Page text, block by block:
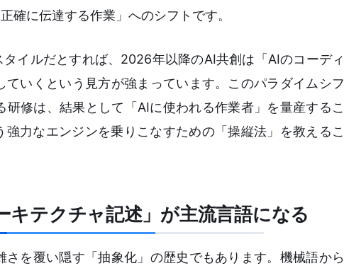
確に伝達する作業」へのシフトです。
イルだとすれば、2026年以降のAI共創は「AIのコーディ
いくという見方が強まっています。このパラダイムシフ
修は、結果として「AIに使われる作業者」を量産するこ
力なエンジンを乗りこなすための「操縦法」を教えるこ
テクチャ記述」が主流言語になる
を覆い隠す「抽象化」の歴史でもあります。機械語から